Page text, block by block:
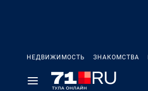
НЕДВИЖИМОСТЬ ЗНАКОМСТВА